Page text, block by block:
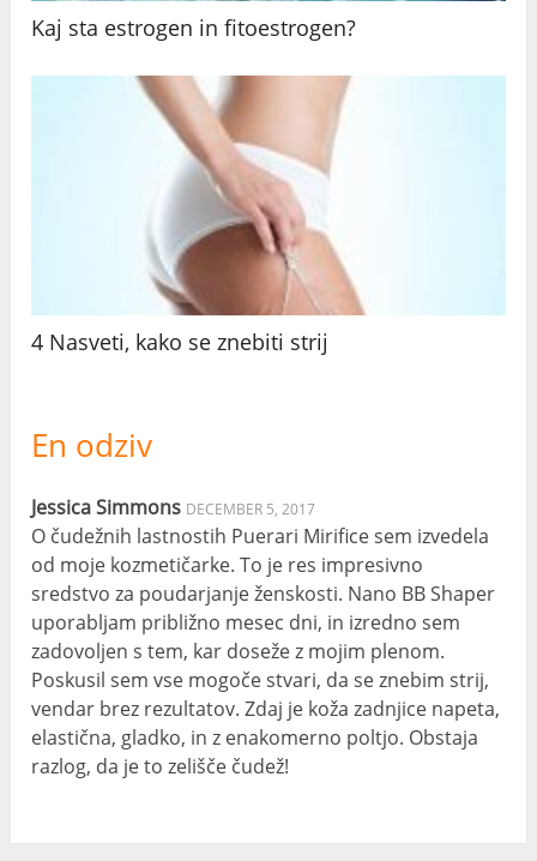
Kaj sta estrogen in fitoestrogen?
4 Nasveti, kako se znebiti strij
En odziv
Jessica Simmons DECEMBER 5, 2017
O čudežnih lastnostih Puerari Mirifice sem izvedela
od moje kozmetičarke. To je res impresivno
sredstvo za poudarjanje ženskosti. Nano BB Shaper
uporabljam približno mesec dni, in izredno sem
zadovoljen s tem, kar doseže z mojim plenom.
Poskusil sem vse mogoče stvari, da se znebim strij,
vendar brez rezultatov. Zdaj je koža zadnjice napeta,
elastična, gladko, in z enakomerno poltjo. Obstaja
razlog, da je to zelišče čudež!